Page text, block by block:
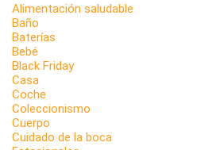
Alimentación saludable
Baño
Baterías
Bebé
Black Friday
Casa
Coche
Coleccionismo
Cuerpo
Cuidado de la boca